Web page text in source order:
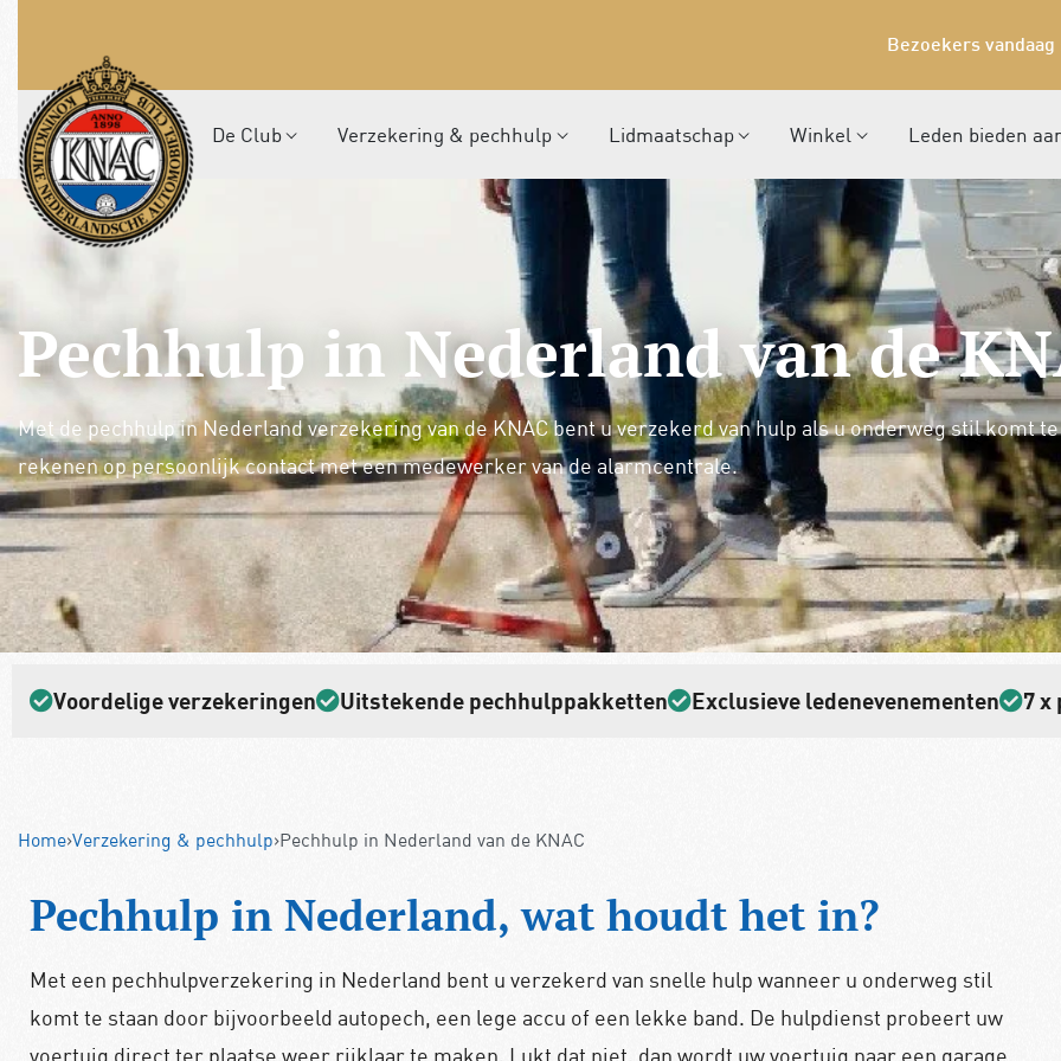
Bezoekers vandaag
De Club Verzekering & pechhulp Lidmaatschap Winkel Leden bieden
Pechhulp in Nederland van de
Met de pechhulp in Nederland verzekering van de KNAC bent u verzekerd van hulp als u onderweg stil komt
rekenen op persoonlijk contact met een medewerker van de alarmcentrale.
Voordelige verzekeringen Uitstekende pechhulppakketten Exclusieve ledenevenementen 7 x
Home›Verzekering & pechhulp›Pechhulp in Nederland van de KNAC
Pechhulp in Nederland, wat houdt het in?
Met een pechhulpverzekering in Nederland bent u verzekerd van snelle hulp wanneer u onderweg stil
komt te staan door bijvoorbeeld autopech, een lege accu of een lekke band. De hulpdienst probeert uw
voertuig direct ter plaatse weer rijklaar te maken. Lukt dat niet, dan wordt uw voertuig naar een garage